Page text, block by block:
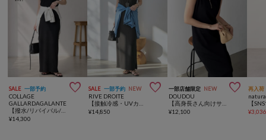
SALE 一部予約 
COLLAGE
GALLARDAGALANTE
【撥水/リバイバル/秋にも着れる】カットリブキャミワンピース
¥14,300
SALE 一部予約 NEW 
RIVE DROITE
【接触冷感・UVカット】2WAYリブタンクワンピース【全骨格細見え/高身長サイズあり】
¥14,850
一部店舗限定 NEW 
DOUDOU
【高身長さん向けサイズあり！/ 全骨格細見え】ブークレーダンボールタンクワンピース
¥12,100
再入荷
¥